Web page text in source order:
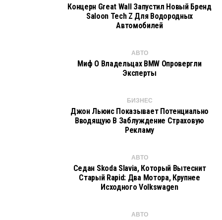
Концерн Great Wall Запустил Новый Бренд
Saloon Tech Z Для Водородных
Автомобилей
АВТО
Миф О Владельцах BMW Опровергли
Эксперты
БИЗНЕС
Джон Льюис Показывает Потенциально
Вводящую В Заблуждение Страховую
Рекламу
АВТО
Седан Skoda Slavia, Который Вытеснит
Старый Rapid: Два Мотора, Крупнее
Исходного Volkswagen
АВТО